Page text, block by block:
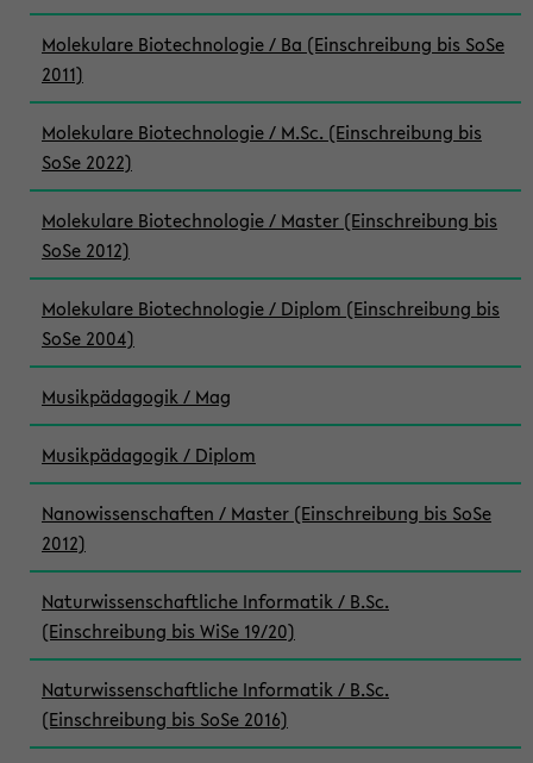
Molekulare Biotechnologie / Ba (Einschreibung bis SoSe
2011)
Molekulare Biotechnologie / M.Sc. (Einschreibung bis
SoSe 2022)
Molekulare Biotechnologie / Master (Einschreibung bis
SoSe 2012)
Molekulare Biotechnologie / Diplom (Einschreibung bis
SoSe 2004)
Musikpädagogik / Mag
Musikpädagogik / Diplom
Nanowissenschaften / Master (Einschreibung bis SoSe
2012)
Naturwissenschaftliche Informatik / B.Sc.
(Einschreibung bis WiSe 19/20)
Naturwissenschaftliche Informatik / B.Sc.
(Einschreibung bis SoSe 2016)